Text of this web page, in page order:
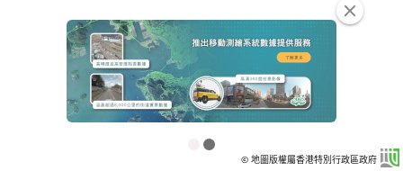
© 地圖版權屬香港特別行政區政府
clear